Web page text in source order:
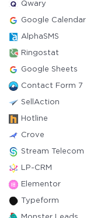
Qwary
Google Calendar
AlphaSMS
Ringostat
Google Sheets
Contact Form 7
SellAction
Hotline
Crove
Stream Telecom
LP-CRM
Elementor
Typeform